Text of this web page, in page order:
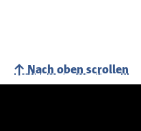
Nach oben scrollen